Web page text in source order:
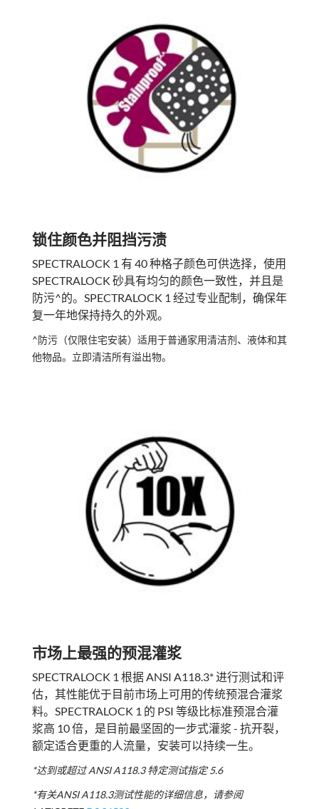
锁住颜色并阻挡污渍
SPECTRALOCK 1 有 40 种格子颜色可供选择，使用
SPECTRALOCK 砂具有均匀的颜色一致性，并且是
防污^的。SPECTRALOCK 1 经过专业配制，确保年
复一年地保持持久的外观。
^防污（仅限住宅安装）适用于普通家用清洁剂、液体和其
他物品。立即清洁所有溢出物。
市场上最强的预混灌浆
SPECTRALOCK 1 根据 ANSI A118.3* 进行测试和评
估，其性能优于目前市场上可用的传统预混合灌浆
料。SPECTRALOCK 1 的 PSI 等级比标准预混合灌
浆高 10 倍，是目前最坚固的一步式灌浆 - 抗开裂，
额定适合更重的人流量，安装可以持续一生。
*达到或超过 ANSI A118.3 特定测试指定 5.6
*有关ANSI A118.3测试性能的详细信息，请参阅